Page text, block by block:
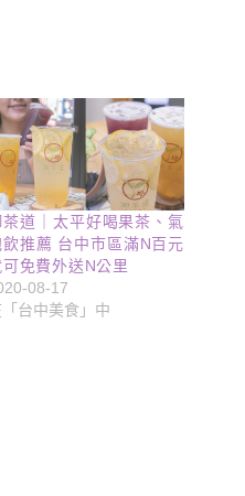
茶道｜太平好喝果茶、氣
飲推薦 台中市區滿N百元
免費外送N公里
08-17
「台中美食」中